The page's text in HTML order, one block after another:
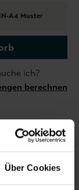
Über Cookies
A4 Muster
ich?
berechnen
Pflanzen